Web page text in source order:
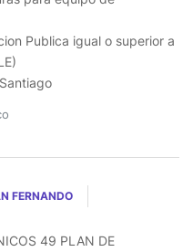
Publica igual o superior a
FERNANDO
49 PLAN DE